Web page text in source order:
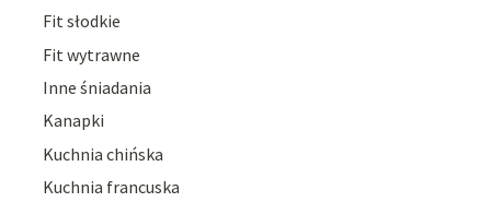
Fit słodkie
Fit wytrawne
Inne śniadania
Kanapki
Kuchnia chińska
Kuchnia francuska